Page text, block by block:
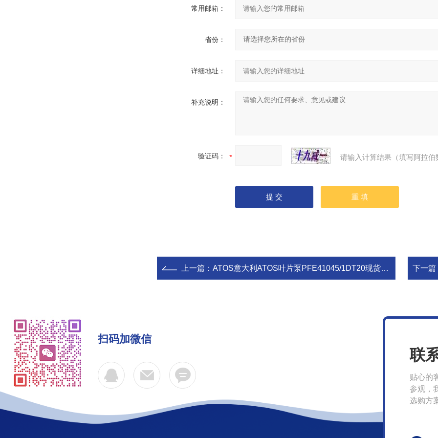
常用邮箱：
省份：
详细地址：
补充说明：
验证码： 请输入计算结果（填写阿拉
上一篇： ATOS意大利ATOS叶片泵PFE41045/1DT20现货库存*销售 下一篇
扫码加微信
联
贴心的
参观，
选购方